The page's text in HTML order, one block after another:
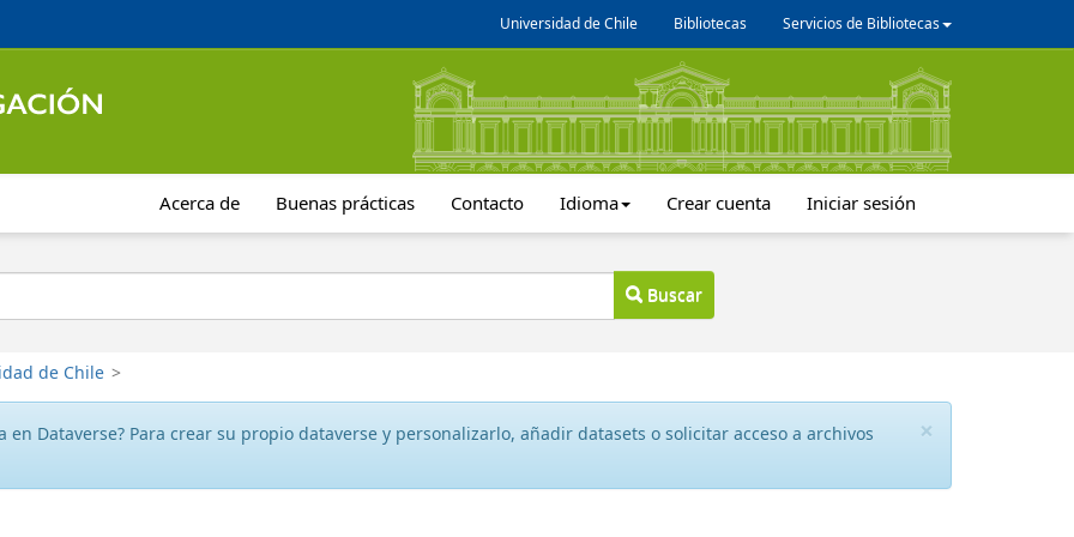
Universidad de Chile Bibliotecas Servicios de Bibliotecas
Acerca de Buenas prácticas Contacto Idioma Crear cuenta Iniciar sesión
Buscar
de Chile >
×
en Dataverse? Para crear su propio dataverse y personalizarlo, añadir datasets o solicitar acceso a archivos